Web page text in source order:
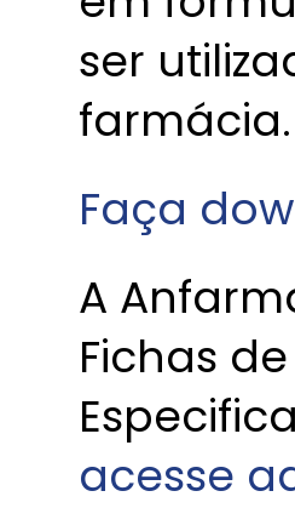
ser
farmácia.
Faça
A
Fichas
acesse